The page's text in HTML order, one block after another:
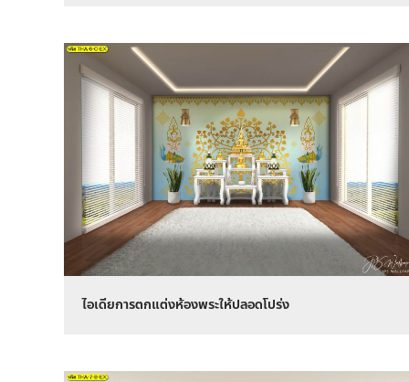
ไอเดียการตกแต่งห้องพระให้ปลอดโปร่ง